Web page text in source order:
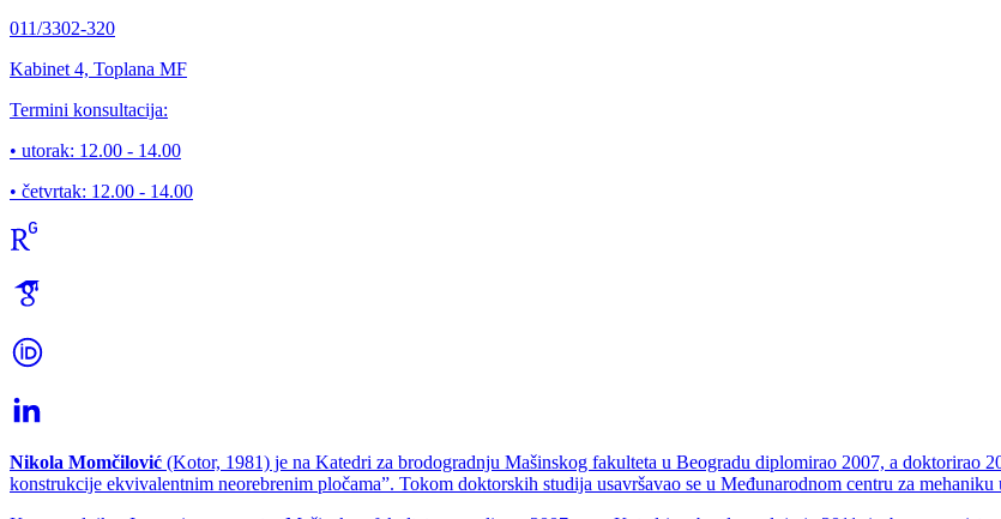
011/3302-320
Kabinet 4, Toplana MF
Termini konsultacija:
• utorak: 12.00 - 14.00
• četvrtak: 12.00 - 14.00
Nikola Momčilović (Kotor, 1981) je na Katedri za brodogradnju Mašinskog fakulteta u Beogradu diplomirao 2007, a doktorirao
konstrukcije ekvivalentnim neorebrenim pločama”. Tokom doktorskih studija usavršavao se u Međunarodnom centru za